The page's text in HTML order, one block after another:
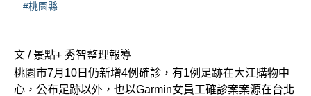
#桃園縣
文 / 景點+ 秀智整理報導
桃園市7月10日仍新增4例確診，有1例足跡在大江購物中
心，公布足跡以外，也以Garmin女員工確診案案源在台北